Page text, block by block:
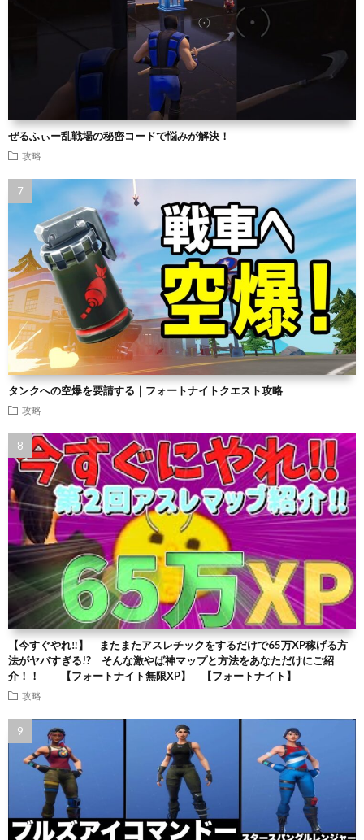
ぜるふぃー乱戦場の秘密コードで悩みが解決！
攻略
タンクへの空爆を要請する｜フォートナイトクエスト攻略
攻略
【今すぐやれ‼】 またまたアスレチックをするだけで65万XP稼げる方
法がヤバすぎる!? そんな激やば神マップと方法をあなただけにご紹
介！！ 【フォートナイト無限XP】 【フォートナイト】
攻略